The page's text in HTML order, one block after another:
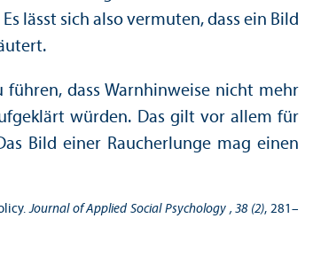
lässt sich also vermuten, dass ein Bild
dass Warnhinweise nicht mehr
würden. Das gilt vor allem für
Bild einer Raucherlunge mag einen
Journal of Applied Social Psychology , 38 (2), 281–